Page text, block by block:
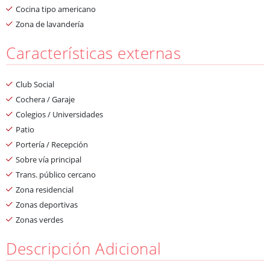
Cocina tipo americano
Zona de lavandería
Características externas
Club Social
Cochera / Garaje
Colegios / Universidades
Patio
Portería / Recepción
Sobre vía principal
Trans. público cercano
Zona residencial
Zonas deportivas
Zonas verdes
Descripción Adicional